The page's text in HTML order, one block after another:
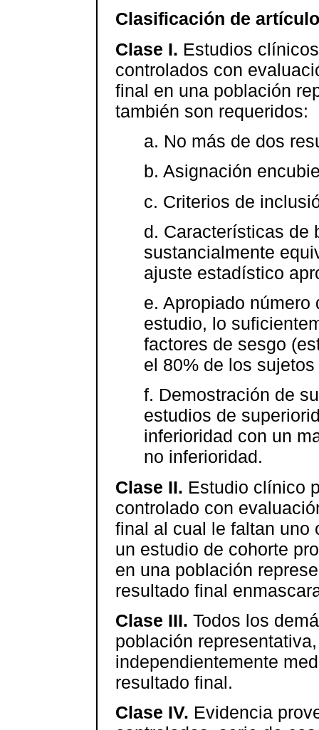
Clasificación de
Clase I. Estudios
controlados con
final en una población
también son requeridos:
a. No más de dos
b. Asignación
c. Criterios de
d. Características de
sustancialmente
ajuste estadístico
e. Apropiado
estudio, lo
factores de sesgo
el 80% de los
f. Demostración de
estudios de
inferioridad con un
no inferioridad.
Clase II. Estudio clínico
controlado con
final al cual le faltan uno
un estudio de cohorte
en una población
resultado final
Clase III. Todos los
población
independientemente
resultado final.
Clase IV. Evidencia